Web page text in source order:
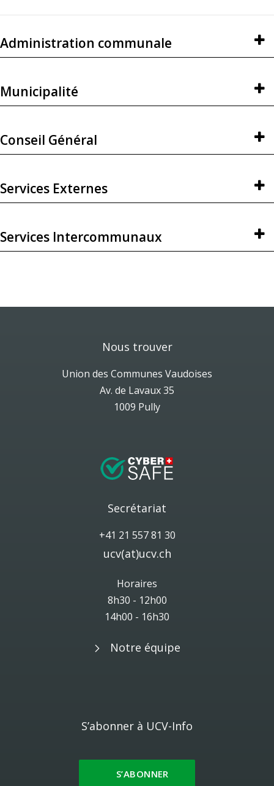
Administration communale
Municipalité
Conseil Général
Services Externes
Services Intercommunaux
Nous trouver
Union des Communes Vaudoises
Av. de Lavaux 35
1009 Pully
Secrétariat
+41 21 557 81 30
ucv(at)ucv.ch
Horaires
8h30 - 12h00
14h00 - 16h30
Notre équipe
S’abonner à UCV-Info
S’ABONNER